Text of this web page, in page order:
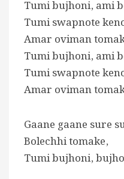
Tumi bujhoni, ami
Tumi swapnote
Amar oviman
Tumi bujhoni, ami
Tumi swapnote
Amar oviman
Gaane gaane sure
Bolechhi tomake,
Tumi bujhoni,